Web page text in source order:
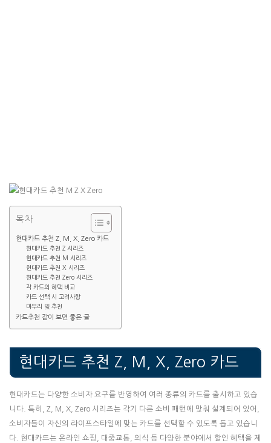
목차
현대카드 추천 Z, M, X, Zero 카드
현대카드 추천 Z 시리즈
현대카드 추천 M 시리즈
현대카드 추천 X 시리즈
현대카드 추천 Zero 시리즈
각 카드의 혜택 비교
카드 선택 시 고려사항
마무리 및 추천
카드추천 같이 보면 좋은 글
현대카드 추천 Z, M, X, Zero 카드
현대카드는 다양한 소비자 요구를 반영하여 여러 종류의 카드를 출시하고 있습
니다. 특히, Z, M, X, Zero 시리즈는 각기 다른 소비 패턴에 맞춰 설계되어 있어,
소비자들이 자신의 라이프스타일에 맞는 카드를 선택할 수 있도록 돕고 있습니
다. 현대카드는 온라인 쇼핑, 대중교통, 외식 등 다양한 분야에서 할인 혜택을 제